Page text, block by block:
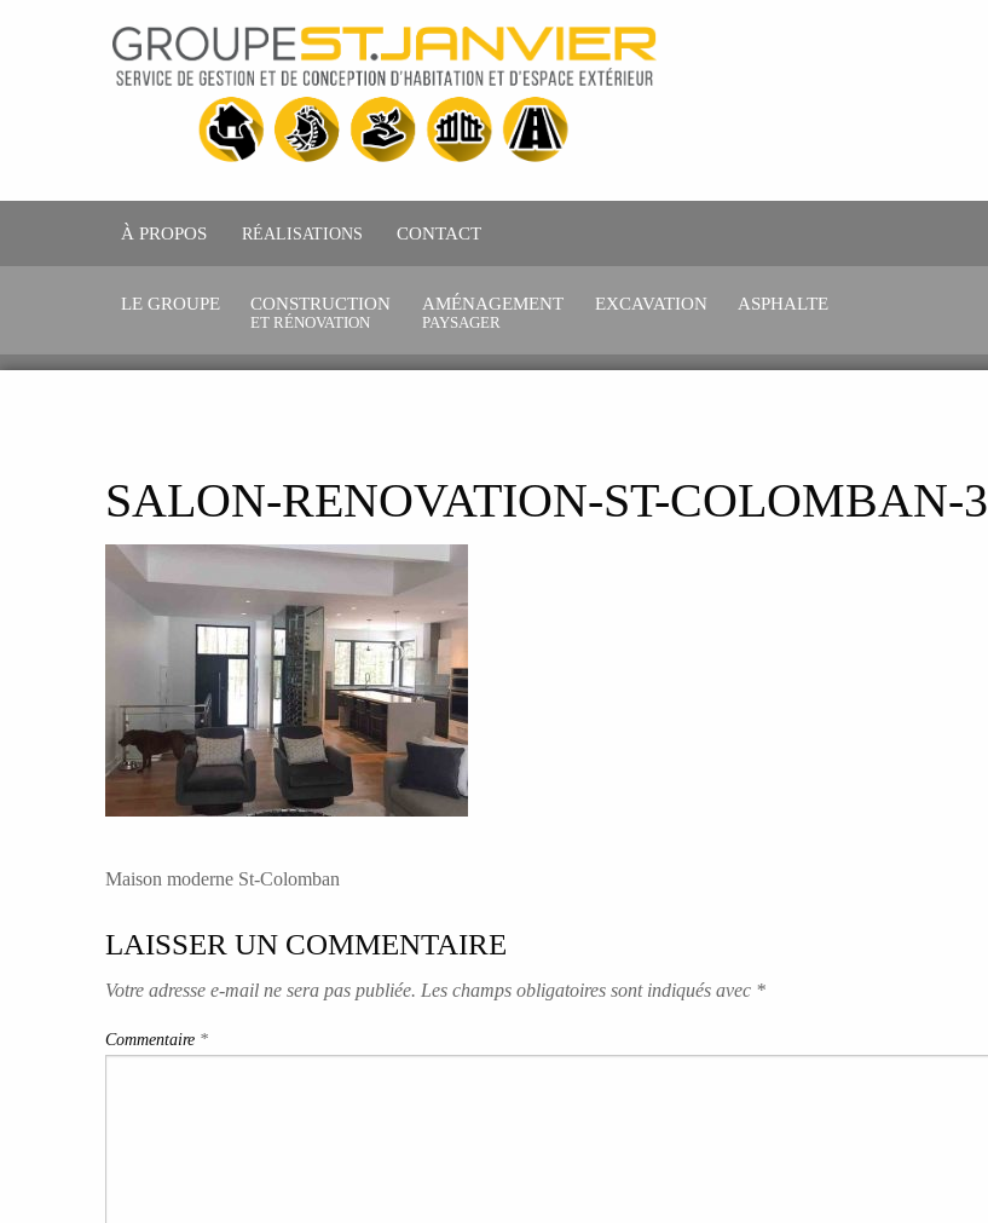
À PROPOS RÉALISATIONS CONTACT
LE GROUPE CONSTRUCTION
ET RÉNOVATION
AMÉNAGEMENT
PAYSAGER
EXCAVATION ASPHALTE
SALON-RENOVATION-ST-COLOMBAN-3
NAVIGATION
DE
L’ARTICLE
Maison moderne St-Colomban
LAISSER UN COMMENTAIRE
Votre adresse e-mail ne sera pas publiée. Les champs obligatoires sont indiqués avec *
Commentaire *